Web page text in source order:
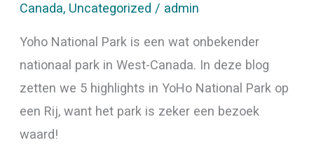
Canada, Uncategorized / admin
Yoho National Park is een wat onbekender
nationaal park in West-Canada. In deze blog
zetten we 5 highlights in YoHo National Park op
een Rij, want het park is zeker een bezoek
waard!